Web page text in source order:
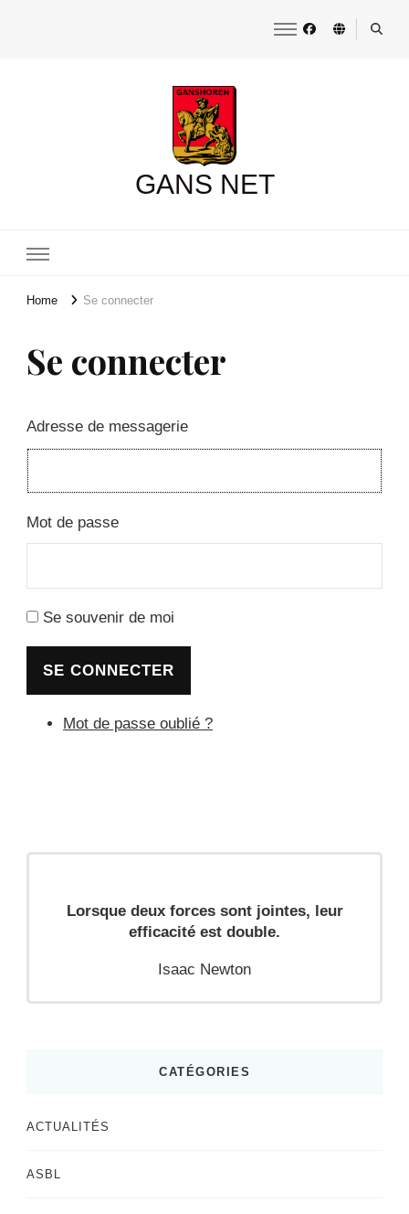
GANS NET
Home Se connecter
Se connecter
Adresse de messagerie
Mot de passe
Se souvenir de moi
SE CONNECTER
Mot de passe oublié ?
Lorsque deux forces sont jointes, leur
efficacité est double.
Isaac Newton
CATÉGORIES
ACTUALITÉS
ASBL